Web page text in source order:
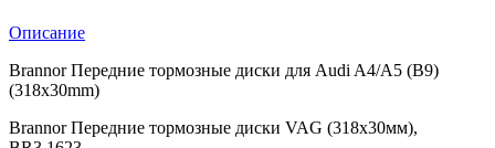
Описание
Brannor Передние тормозные диски для Audi A4/A5 (B9)
(318x30mm)
Brannor Передние тормозные диски VAG (318x30мм),